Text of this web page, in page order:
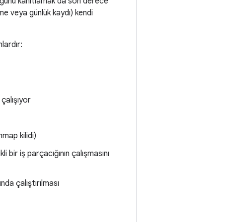
veya günlük kaydı) kendi
kilidi)
iş parçacığının çalışmasını
çalıştırılması